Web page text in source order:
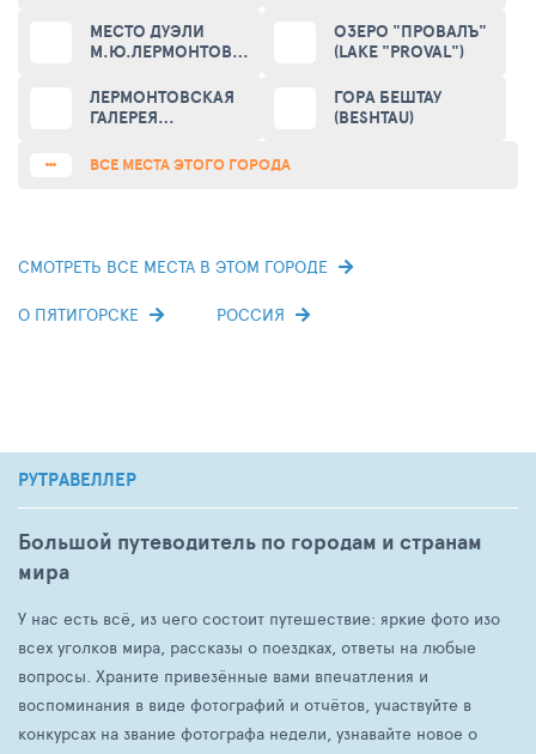
МЕСТО ДУЭЛИ
М.Ю.ЛЕРМОНТОВА
LERMONTOV'S
DUEL)
ОЗЕРО "ПРОВАЛЪ"
(LAKE "PROVAL")
ЛЕРМОНТОВСКАЯ
ГАЛЕРЕЯ
GALLERY)
ГОРА БЕШТАУ
(BESHTAU)
ВСЕ МЕСТА ЭТОГО ГОРОДА
СМОТРЕТЬ ВСЕ МЕСТА В ЭТОМ ГОРОДЕ
О ПЯТИГОРСКЕ РОССИЯ
РУТРАВЕЛЛЕР
Большой путеводитель по городам и странам
мира
У нас есть всё, из чего состоит путешествие: яркие фото изо
всех уголков мира, рассказы о поездках, ответы на любые
вопросы. Храните привезённые вами впечатления и
воспоминания в виде фотографий и отчётов, участвуйте в
конкурсах на звание фотографа недели, узнавайте новое о